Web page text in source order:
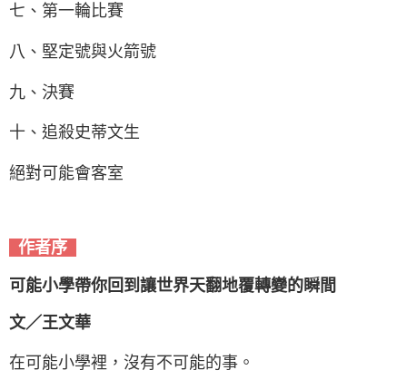
七、第一輪比賽
八、堅定號與火箭號
九、決賽
十、追殺史蒂文生
絕對可能會客室
作者序
可能小學帶你回到讓世界天翻地覆轉變的瞬間
文／王文華
在可能小學裡，沒有不可能的事。